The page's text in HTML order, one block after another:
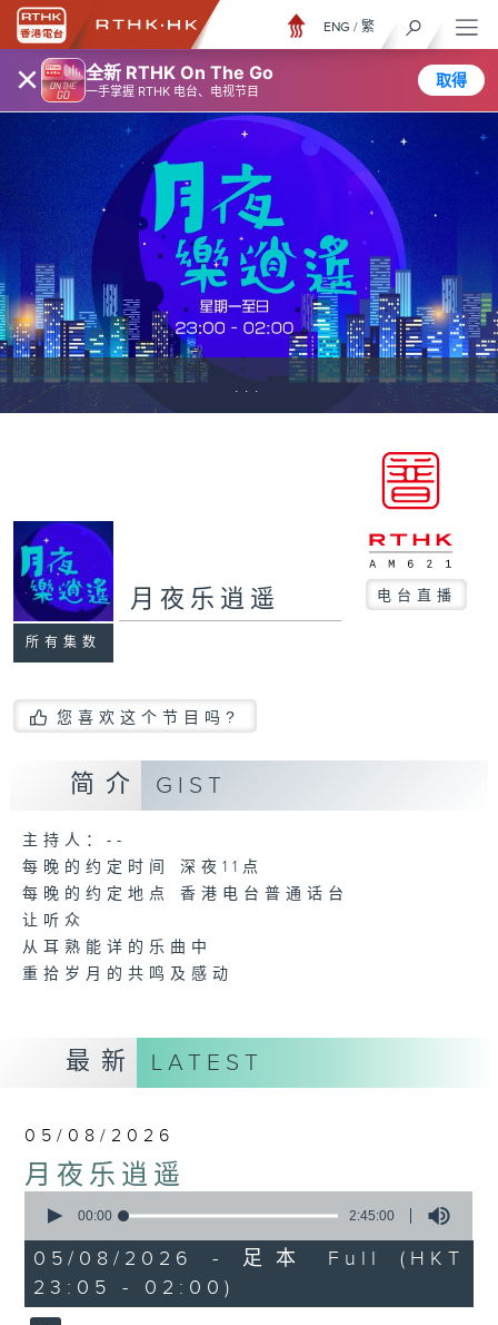
× 全新 RTHK On The Go
一手掌握 RTHK 电台、电视节目
取得
ENG / 繁
...
所有集数
月夜乐逍遥 电台直播
您喜欢这个节目吗?
简介 GIST
主持人：--
每晚的约定时间 深夜11点
每晚的约定地点 香港电台普通话台
让听众
从耳熟能详的乐曲中
重拾岁月的共鸣及感动
最新 LATEST
05/08/2026
月夜乐逍遥
seconds
2
hours,
45
minutes,
00:00 2:45:00
05/08/2026 - 足本 Full (HKT
23:05 - 02:00)